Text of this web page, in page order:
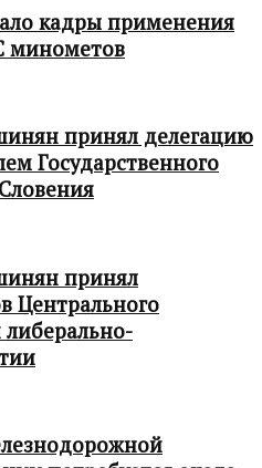
кадры применения
минометов
принял делегацию
Государственного
принял
Центрального